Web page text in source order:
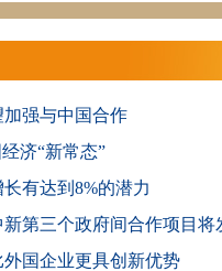
强与中国合作
济“新常态”
有达到8%的潜力
第三个政府间合作项目将
国企业更具创新优势